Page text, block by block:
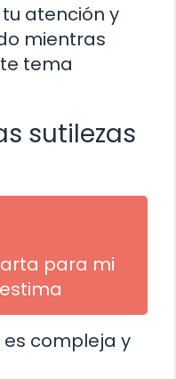
atención y
mientras
tema
sutilezas
para mi
compleja y